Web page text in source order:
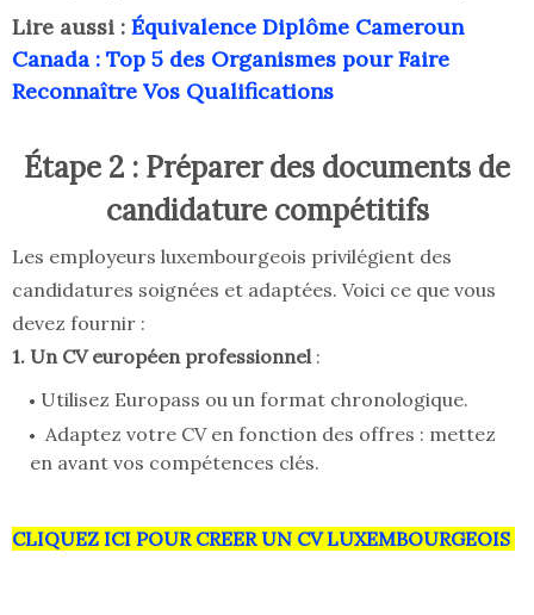
Lire aussi : Équivalence Diplôme Cameroun
Canada : Top 5 des Organismes pour Faire
Reconnaître Vos Qualifications
Étape 2 : Préparer des documents de
candidature compétitifs
Les employeurs luxembourgeois privilégient des
candidatures soignées et adaptées. Voici ce que vous
devez fournir :
1. Un CV européen professionnel:
Utilisez Europass ou un format chronologique.
Adaptez votre CV en fonction des offres : mettez
en avant vos compétences clés.
CLIQUEZ ICI POUR CREER UN CV LUXEMBOURGEOIS